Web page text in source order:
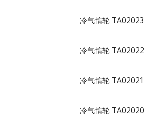
冷气惰轮 TA02023
冷气惰轮 TA02022
冷气惰轮 TA02021
冷气惰轮 TA02020